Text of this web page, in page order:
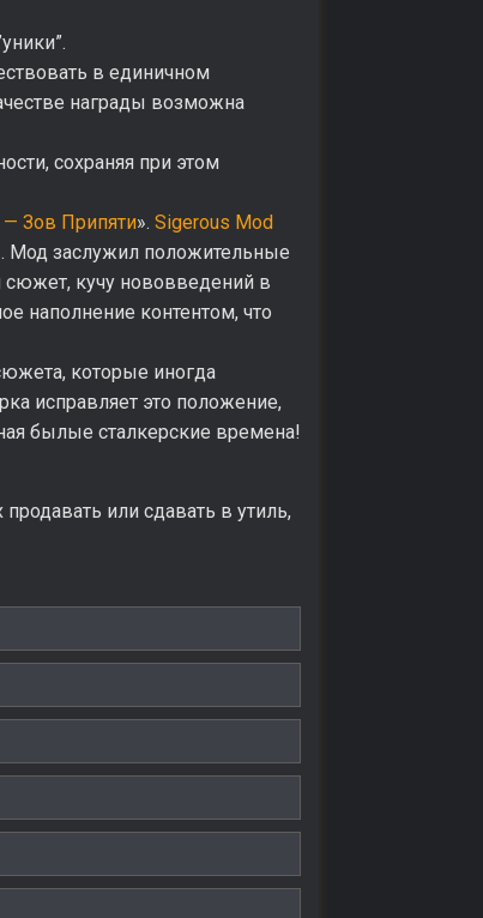
в единичном
награды возможна
сохраняя при этом
— Зов Припяти». Sigerous Mod
Мод заслужил положительные
кучу нововведений в
наполнение контентом, что
которые иногда
исправляет это положение,
былые сталкерские времена!
или сдавать в утиль,